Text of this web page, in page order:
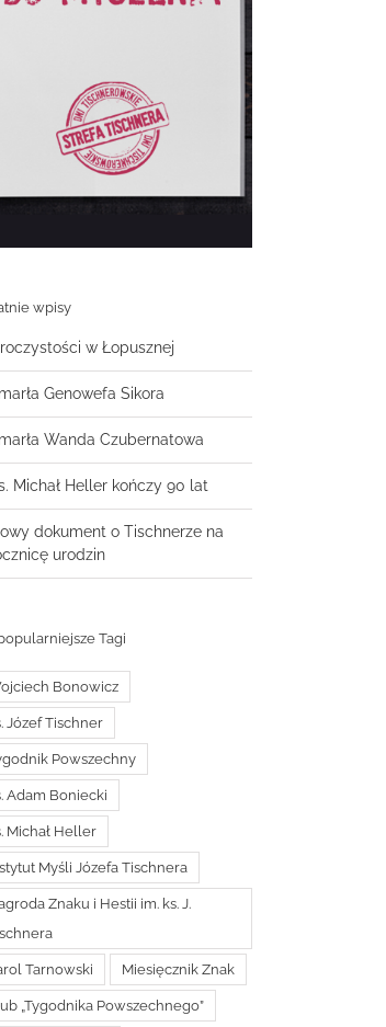
wpisy
w Łopusznej
Genowefa Sikora
Wanda Czubernatowa
Michał Heller kończy 90 lat
dokument o Tischnerze na
urodzin
Tagi
Bonowicz
Józef Tischner
Powszechny
Adam Boniecki
Michał Heller
Myśli Józefa Tischnera
Znaku i Hestii im. ks. J.
Tarnowski Miesięcznik Znak
„Tygodnika Powszechnego”